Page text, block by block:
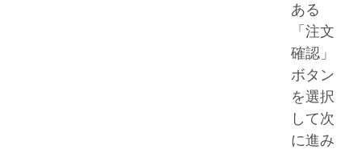
ある
「注文
確認」
ボタン
を選択
して次
に進み